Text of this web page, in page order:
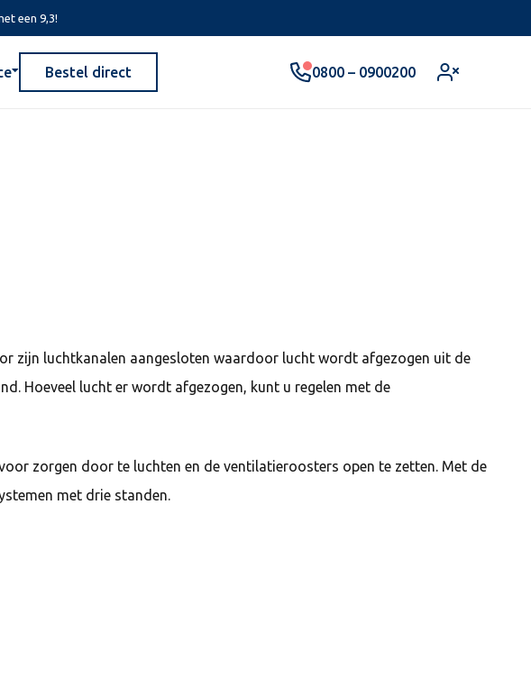
een 9,3!
Bestel direct 0800 – 0900200
zijn luchtkanalen aangesloten waardoor lucht wordt afgezogen uit de
Hoeveel lucht er wordt afgezogen, kunt u regelen met de
zorgen door te luchten en de ventilatieroosters open te zetten. Met de
met drie standen.